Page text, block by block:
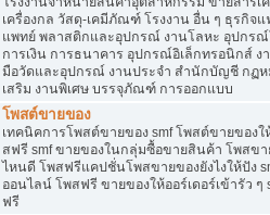
เครื่องกล วัสดุ-เคมีภัณฑ์ โรงงาน อื่น ๆ ธุรกิจ
แพทย์ พลาสติกและอุปกรณ์ งานโลหะ อุปกร
การเงิน การธนาคาร อุปกรณ์อิเล็กทรอนิกส์ ง
มือวัดและอุปกรณ์ งานประจำ สำนักบัญชี กฏห
เสริม งานพิเศษ บรรจุภัณฑ์ การออกแบบ
โพสต์ขายของ
เทคนิคการโพสต์ขายของ smf โพสต์ขายของ
สฟรี smf ขายของในกลุ่มซื้อขายสินค้า โพสข
ไหนดี โพสฟรีแคปชั่นโพสขายของยังไงให้ปัง
ออนไลน์ โพสฟรี ขายของให้ออร์เดอร์เข้ารัว
ฟรี